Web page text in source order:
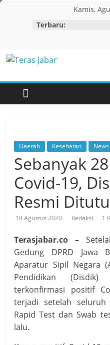
Skip
Kamis,
Terbaru:
Teras
Jabar
Daerah Kesehatan News
Sebanyak
Covid-19,
Resmi
18 Agustus 2020 Redaksi 1
Terasjabar.co –
Gedung DPRD Jawa
Aparatur Sipil Negara
Pendidikan
terkonfirmasi positif
terjadi setelah
Rapid Test dan Swab
lalu.